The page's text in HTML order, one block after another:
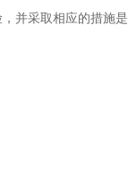
并采取相应的措施是